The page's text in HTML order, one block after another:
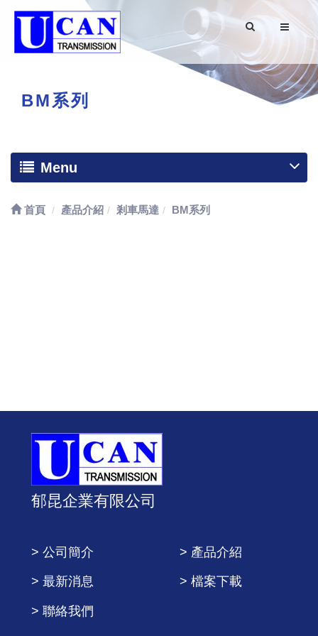
BM系列
Menu
首頁 產品介紹 剎車馬達 BM系列
郁昆企業有限公司
> 公司簡介 > 產品介紹
> 最新消息 > 檔案下載
> 聯絡我們